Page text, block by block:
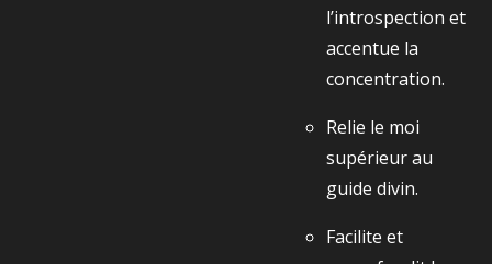
l’introspection et
accentue la
concentration.
Relie le moi
supérieur au
guide divin.
Facilite et